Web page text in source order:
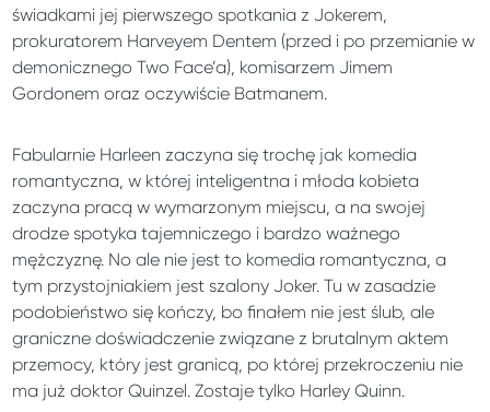
świadkami jej pierwszego spotkania z Jokerem,
prokuratorem Harveyem Dentem (przed i po przemianie w
demonicznego Two Face’a), komisarzem Jimem
Gordonem oraz oczywiście Batmanem.
Fabularnie Harleen zaczyna się trochę jak komedia
romantyczna, w której inteligentna i młoda kobieta
zaczyna pracą w wymarzonym miejscu, a na swojej
drodze spotyka tajemniczego i bardzo ważnego
mężczyznę. No ale nie jest to komedia romantyczna, a
tym przystojniakiem jest szalony Joker. Tu w zasadzie
podobieństwo się kończy, bo finałem nie jest ślub, ale
graniczne doświadczenie związane z brutalnym aktem
przemocy, który jest granicą, po której przekroczeniu nie
ma już doktor Quinzel. Zostaje tylko Harley Quinn.